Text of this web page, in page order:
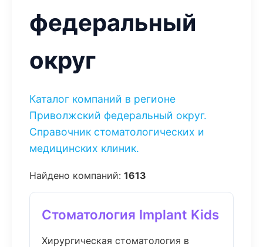
федеральный
округ
Каталог компаний в регионе
Приволжский федеральный округ.
Справочник стоматологических и
медицинских клиник.
Найдено компаний: 1613
Стоматология Implant Kids
Хирургическая стоматология в